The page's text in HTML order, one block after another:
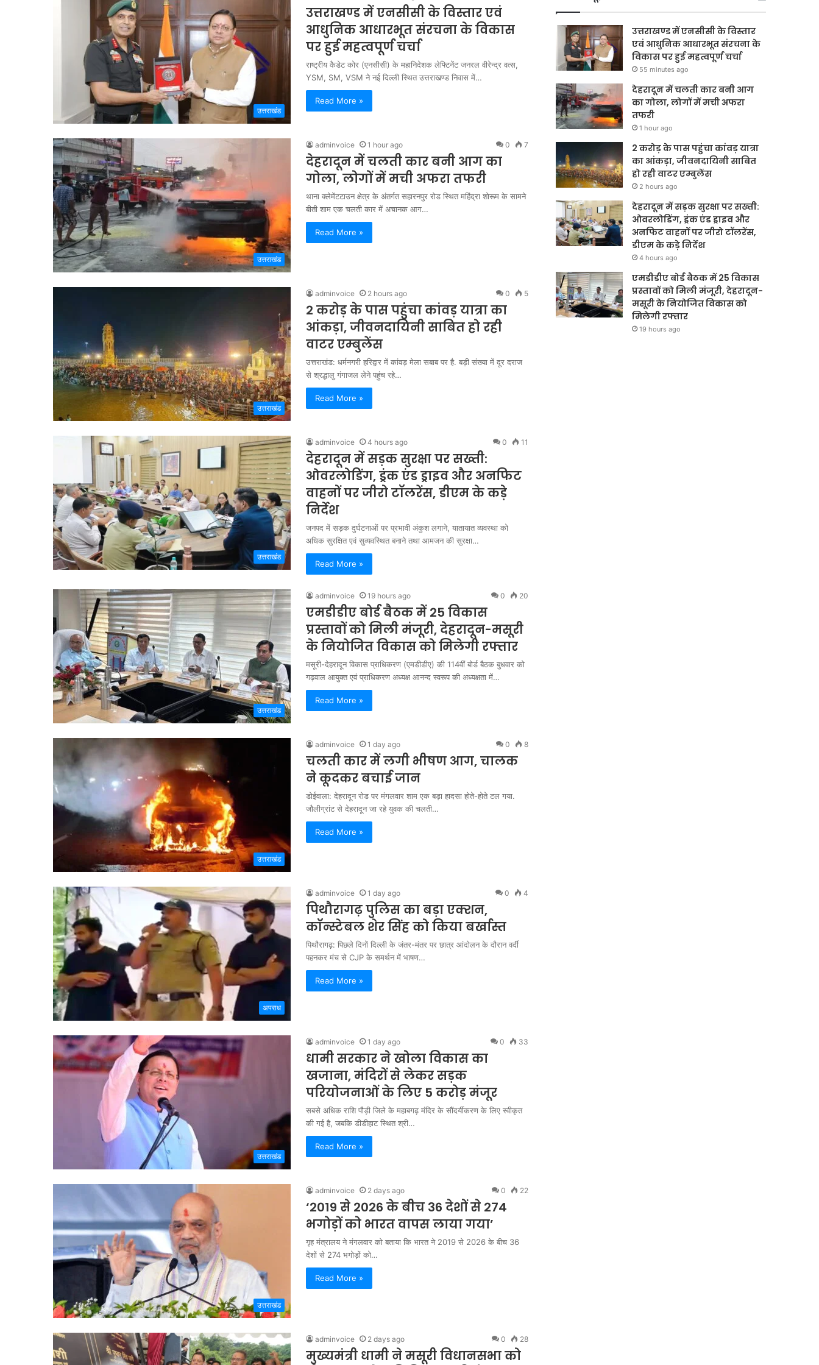
उत्तराखंड
उत्तराखण्ड में एनसीसी के विस्तार एवं
आधुनिक आधारभूत संरचना के विकास
पर हुई महत्वपूर्ण चर्चा
राष्ट्रीय कैडेट कोर (एनसीसी) के महानिदेशक लेफ्टिनेंट जनरल वीरेन्द्र वत्स,
YSM, SM, VSM ने नई दिल्ली स्थित उत्तराखण्ड निवास में…
Read More »
उत्तराखंड
adminvoice 1 hour ago 0 7
देहरादून में चलती कार बनी आग का
गोला, लोगों में मची अफरा तफरी
थाना क्लेमेंटटाउन क्षेत्र के अंतर्गत सहारनपुर रोड स्थित महिंद्रा शोरूम के सामने
बीती शाम एक चलती कार में अचानक आग…
Read More »
उत्तराखंड
adminvoice 2 hours ago 0 5
2 करोड़ के पास पहुंचा कांवड़ यात्रा का
आंकड़ा, जीवनदायिनी साबित हो रही
वाटर एम्बुलेंस
उत्तराखंड: धर्मनगरी हरिद्वार में कांवड़ मेला सबाब पर है. बड़ी संख्या में दूर दराज
से श्रद्धालु गंगाजल लेने पहुंच रहे…
Read More »
उत्तराखंड
adminvoice 4 hours ago 0 11
देहरादून में सड़क सुरक्षा पर सख्ती:
ओवरलोडिंग, ड्रंक एंड ड्राइव और अनफिट
वाहनों पर जीरो टॉलरेंस, डीएम के कड़े
निर्देश
जनपद में सड़क दुर्घटनाओं पर प्रभावी अंकुश लगाने, यातायात व्यवस्था को
अधिक सुरक्षित एवं सुव्यवस्थित बनाने तथा आमजन की सुरक्षा…
Read More »
उत्तराखंड
adminvoice 19 hours ago 0 20
एमडीडीए बोर्ड बैठक में 25 विकास
प्रस्तावों को मिली मंजूरी, देहरादून-मसूरी
के नियोजित विकास को मिलेगी रफ्तार
मसूरी-देहरादून विकास प्राधिकरण (एमडीडीए) की 114वीं बोर्ड बैठक बुधवार को
गढ़वाल आयुक्त एवं प्राधिकरण अध्यक्ष आनन्द स्वरूप की अध्यक्षता में…
Read More »
उत्तराखंड
adminvoice 1 day ago 0 8
चलती कार में लगी भीषण आग, चालक
ने कूदकर बचाई जान
डोईवाला: देहरादून रोड पर मंगलवार शाम एक बड़ा हादसा होते-होते टल गया.
जौलीग्रांट से देहरादून जा रहे युवक की चलती…
Read More »
अपराध
adminvoice 1 day ago 0 4
पिथौरागढ़ पुलिस का बड़ा एक्शन,
कॉन्स्टेबल शेर सिंह को किया बर्खास्त
पिथौरागढ़: पिछले दिनों दिल्ली के जंतर-मंतर पर छात्र आंदोलन के दौरान वर्दी
पहनकर मंच से CJP के समर्थन में भाषण…
Read More »
उत्तराखंड
adminvoice 1 day ago 0 33
धामी सरकार ने खोला विकास का
खजाना, मंदिरों से लेकर सड़क
परियोजनाओं के लिए 5 करोड़ मंजूर
सबसे अधिक राशि पौड़ी जिले के महाबगढ़ मंदिर के सौंदर्यीकरण के लिए स्वीकृत
की गई है, जबकि डीडीहाट स्थित श्री…
Read More »
उत्तराखंड
adminvoice 2 days ago 0 22
‘2019 से 2026 के बीच 36 देशों से 274
भगोड़ों को भारत वापस लाया गया’
गृह मंत्रालय ने मंगलवार को बताया कि भारत ने 2019 से 2026 के बीच 36
देशों से 274 भगोड़ों को…
Read More »
adminvoice 2 days ago 0 28
मुख्यमंत्री धामी ने मसूरी विधानसभा को
उत्तराखण्ड में एनसीसी के विस्तार
एवं आधुनिक आधारभूत संरचना के
विकास पर हुई महत्वपूर्ण चर्चा
55 minutes ago
देहरादून में चलती कार बनी आग
का गोला, लोगों में मची अफरा
तफरी
1 hour ago
2 करोड़ के पास पहुंचा कांवड़ यात्रा
का आंकड़ा, जीवनदायिनी साबित
हो रही वाटर एम्बुलेंस
2 hours ago
देहरादून में सड़क सुरक्षा पर सख्ती:
ओवरलोडिंग, ड्रंक एंड ड्राइव और
अनफिट वाहनों पर जीरो टॉलरेंस,
डीएम के कड़े निर्देश
4 hours ago
एमडीडीए बोर्ड बैठक में 25 विकास
प्रस्तावों को मिली मंजूरी, देहरादून-
मसूरी के नियोजित विकास को
मिलेगी रफ्तार
19 hours ago